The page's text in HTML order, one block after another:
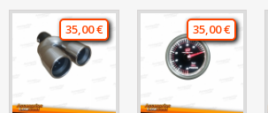
35,00 € 35,00 €